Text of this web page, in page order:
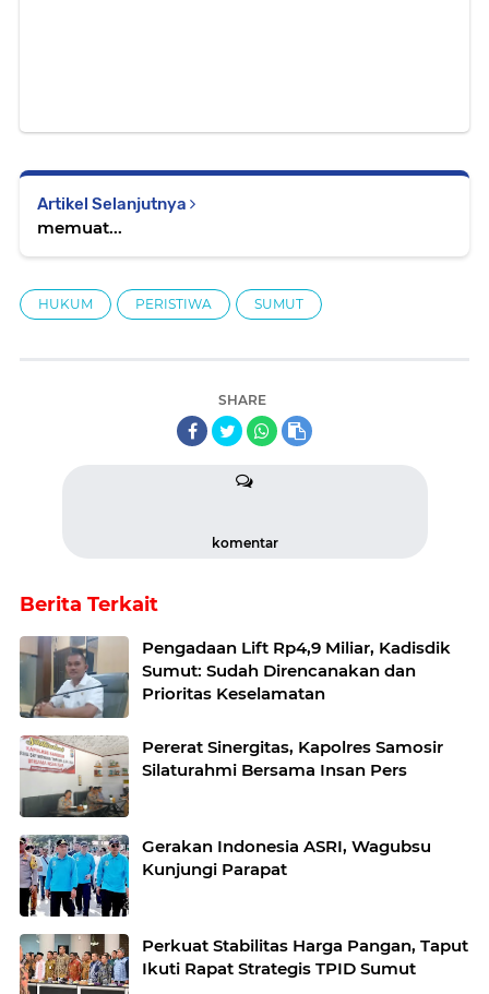
Artikel Selanjutnya
memuat...
HUKUM PERISTIWA SUMUT
SHARE
komentar
Berita Terkait
Pengadaan Lift Rp4,9 Miliar, Kadisdik
Sumut: Sudah Direncanakan dan
Prioritas Keselamatan
Pererat Sinergitas, Kapolres Samosir
Silaturahmi Bersama Insan Pers
Gerakan Indonesia ASRI, Wagubsu
Kunjungi Parapat
Perkuat Stabilitas Harga Pangan, Taput
Ikuti Rapat Strategis TPID Sumut